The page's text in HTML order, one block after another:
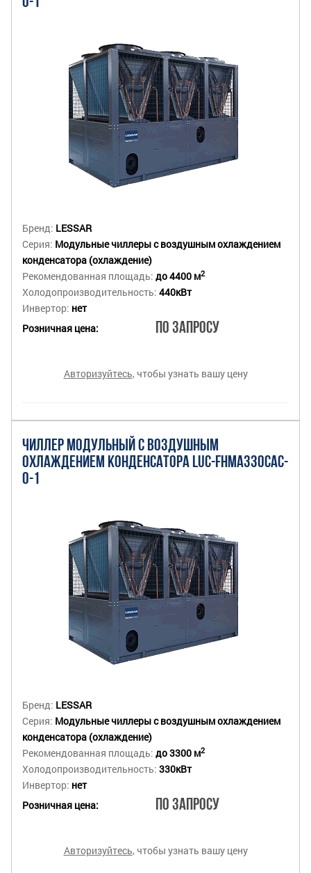
Бренд: LESSAR
Серия: Модульные чиллеры с воздушным охлаждением
конденсатора (охлаждение)
Рекомендованная площадь: до 4400 м2
Холодопроизводительность: 440кВт
Инвертор: нет
Розничная цена:
По запросу
Авторизуйтесь, чтобы узнать вашу цену
ЧИЛЛЕР МОДУЛЬНЫЙ С ВОЗДУШНЫМ
ОХЛАЖДЕНИЕМ КОНДЕНСАТОРА LUC-FHMA330CAС-
O-1
Бренд: LESSAR
Серия: Модульные чиллеры с воздушным охлаждением
конденсатора (охлаждение)
Рекомендованная площадь: до 3300 м2
Холодопроизводительность: 330кВт
Инвертор: нет
Розничная цена:
По запросу
Авторизуйтесь, чтобы узнать вашу цену